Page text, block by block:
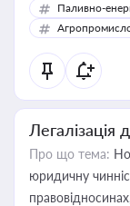
Паливно-
Легалізація
Про що тема:
юридичну